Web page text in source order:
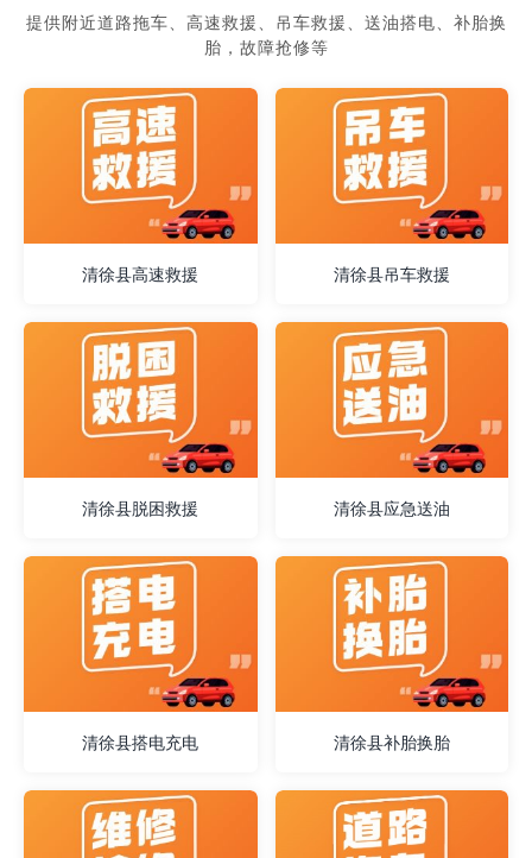
提供附近道路拖车、高速救援、吊车救援、送油搭电、补胎换
胎，故障抢修等
清徐县高速救援 清徐县吊车救援
清徐县脱困救援 清徐县应急送油
清徐县搭电充电 清徐县补胎换胎